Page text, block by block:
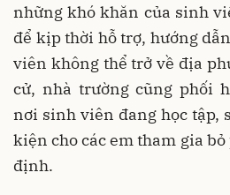
những khó khăn của sinh
để kịp thời hỗ trợ, hướng
viên không thể trở về địa
cử, nhà trường cũng phối
nơi sinh viên đang học tập,
kiện cho các em tham gia
định.